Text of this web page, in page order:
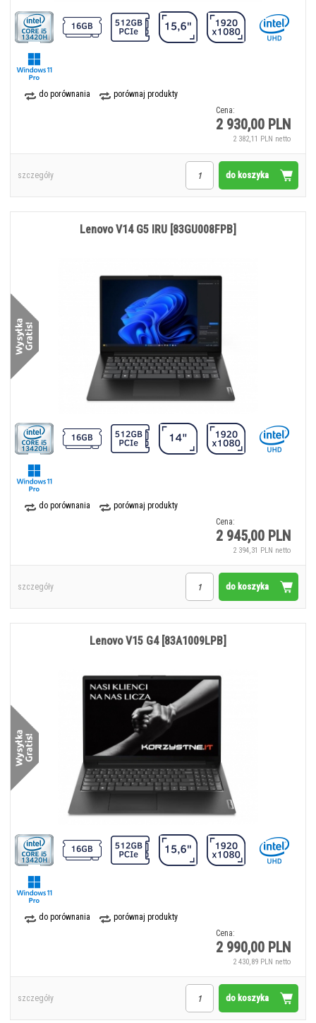
do porównania
porównaj produkty
Cena:
2 930,00 PLN
2 382,11 PLN netto
do koszyka
szczegóły
do porównania
porównaj produkty
Cena:
2 945,00 PLN
2 394,31 PLN netto
Lenovo V14 G5 IRU [83GU008FPB]
do koszyka
szczegóły
do porównania
porównaj produkty
Cena:
2 990,00 PLN
2 430,89 PLN netto
Lenovo V15 G4 [83A1009LPB]
do koszyka
szczegóły